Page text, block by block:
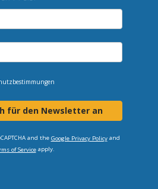
für den Newsletter an
and the Google Privacy Policyand
of Serviceapply.